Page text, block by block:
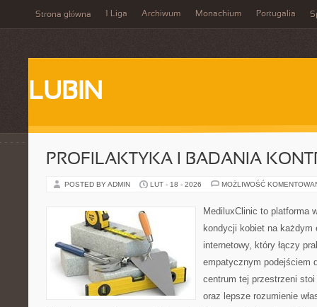
Strona główna 1 Liga Archiwum Monachium Portugalia
LUBIN
PROFILAKTYKA I BADANIA
POSTED BY ADMIN LUT - 18 - 2026 MOŻLIWOŚĆ
MediluxClinic to platforma
kondycji kobiet na każdym
internetowy, który łączy
empatycznym podejściem
centrum tej przestrzeni
oraz lepsze rozumienie